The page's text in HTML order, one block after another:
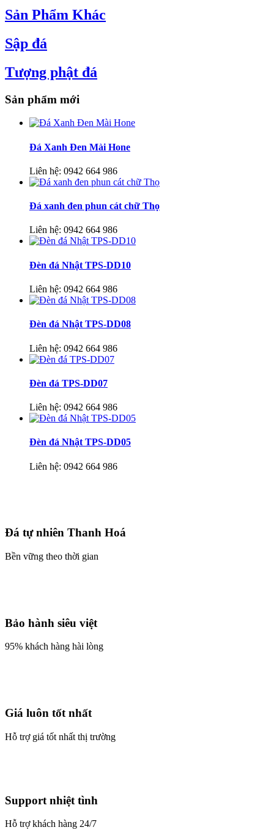
Sản Phẩm Khác
Sập đá
Tượng phật đá
Sản phẩm mới
Đá Xanh Đen Mài Hone
Liên hệ: 0942 664 986
Đá xanh đen phun cát chữ Thọ
Liên hệ: 0942 664 986
Đèn đá Nhật TPS-DD10
Liên hệ: 0942 664 986
Đèn đá Nhật TPS-DD08
Liên hệ: 0942 664 986
Đèn đá TPS-DD07
Liên hệ: 0942 664 986
Đèn đá Nhật TPS-DD05
Liên hệ: 0942 664 986
Đá tự nhiên Thanh Hoá
Bền vững theo thời gian
Bảo hành siêu việt
95% khách hàng hài lòng
Giá luôn tốt nhất
Hỗ trợ giá tốt nhất thị trường
Support nhiệt tình
Hỗ trợ khách hàng 24/7